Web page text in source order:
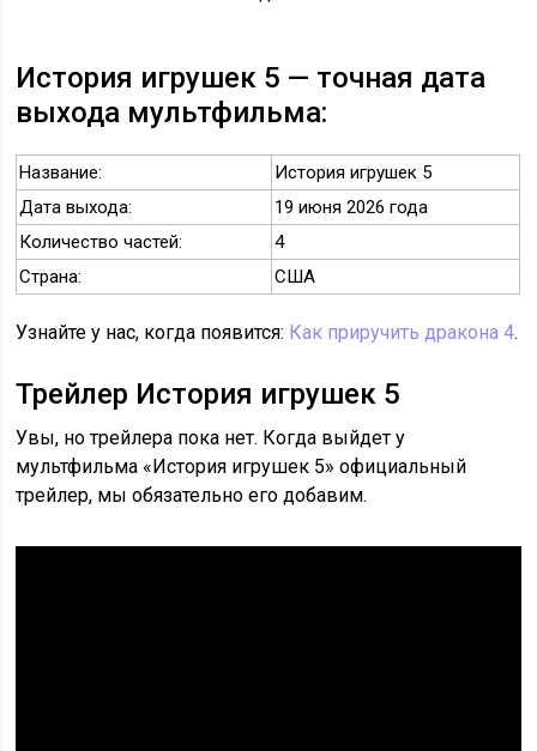
История игрушек 5 — точная дата
выхода мультфильма:
Название:
История игрушек 5
Дата выхода:
19 июня 2026 года
Количество частей:
4
Страна:
США
Узнайте у нас, когда появится: Как приручить дракона 4.
Трейлер История игрушек 5
Увы, но трейлера пока нет. Когда выйдет у
мультфильма «История игрушек 5» официальный
трейлер, мы обязательно его добавим.